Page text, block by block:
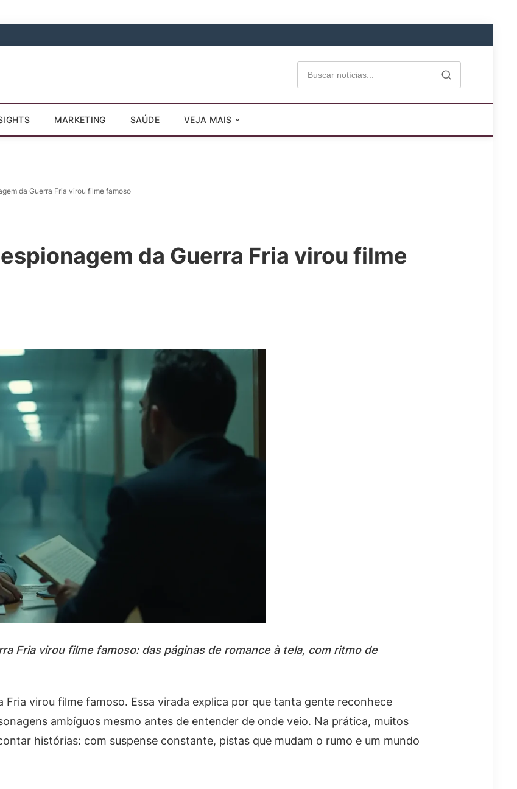
MARKETING SAÚDE VEJA MAIS
da Guerra Fria virou filme famoso
da Guerra Fria virou filme
Fria virou filme famoso: das páginas de romance à tela, com ritmo de
Fria virou filme famoso. Essa virada explica por que tanta gente reconhece
ambíguos mesmo antes de entender de onde veio. Na prática, muitos
histórias: com suspense constante, pistas que mudam o rumo e um mundo